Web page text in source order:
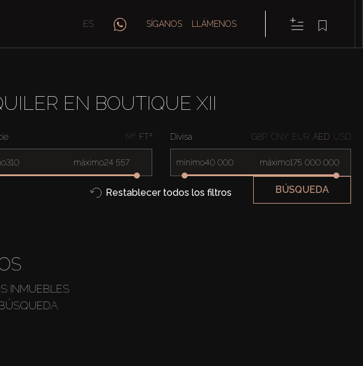
ES SÍGANOS LLÁMENOS
EN BOUTIQUE XII
M² FT²
máximo
Divisa GBP CNY EUR AED USD
mínimo máximo
Restablecer todos los filtros BÚSQUEDA
INMUEBLES